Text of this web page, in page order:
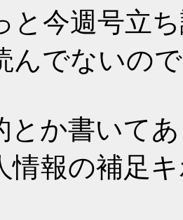
と今週号立
んでないの
とか書いて
情報の補足